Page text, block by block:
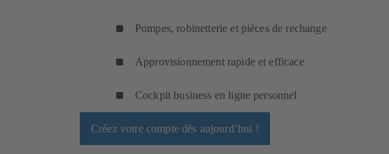
Pompes, robinetterie et pièces de rechange
Approvisionnement rapide et efficace
Cockpit business en ligne personnel
Créez votre compte dès aujourd’hui !